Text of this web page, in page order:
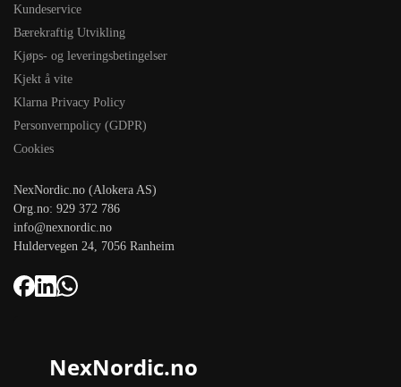
Kundeservice
Bærekraftig Utvikling
Kjøps- og leveringsbetingelser
Kjekt å vite
Klarna Privacy Policy
Personvernpolicy (GDPR)
Cookies
NexNordic.no (Alokera AS)
Org.no: 929 372 786
info@nexnordic.no
Huldervegen 24, 7056 Ranheim
NexNordic.no